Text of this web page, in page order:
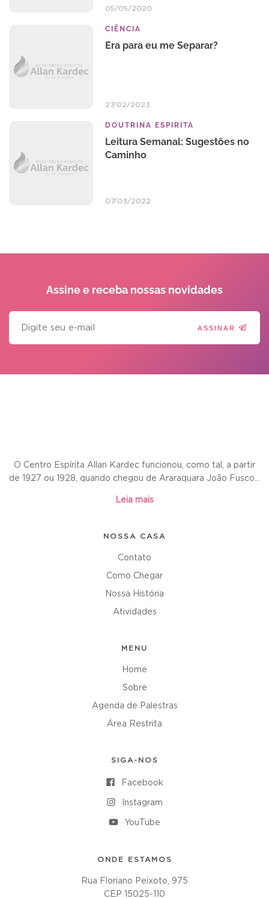
05/05/2020
CIÊNCIA
Era para eu me Separar?
27/02/2023
DOUTRINA ESPIRITA
Leitura Semanal: Sugestões no
Caminho
07/03/2022
Assine e receba nossas novidades
ASSINAR
O Centro Espírita Allan Kardec funcionou, como tal, a partir
de 1927 ou 1928, quando chegou de Araraquara João Fusco...
Leia mais
NOSSA CASA
Contato
Como Chegar
Nossa História
Atividades
MENU
Home
Sobre
Agenda de Palestras
Área Restrita
SIGA-NOS
Facebook
Instagram
YouTube
ONDE ESTAMOS
Rua Floriano Peixoto, 975
CEP 15025-110